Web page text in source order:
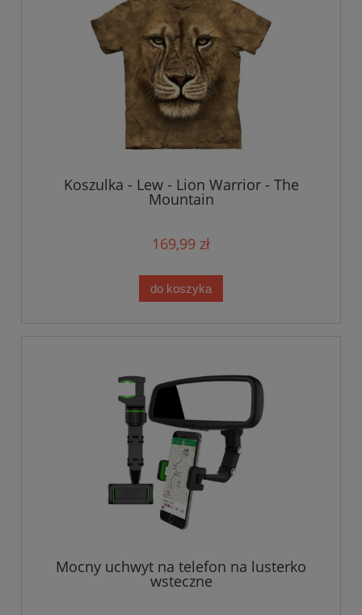
Koszulka - Lew - Lion Warrior - The
Mountain
169,99 zł
do koszyka
Mocny uchwyt na telefon na lusterko
wsteczne